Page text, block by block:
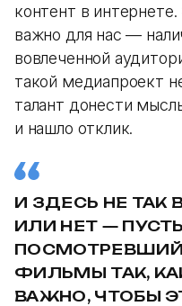
контент в
важно для нас —
вовлеченной
такой медиапроект
талант донести
и нашло отклик.
И ЗДЕСЬ НЕ ТАК
ИЛИ НЕТ —
ФИЛЬМЫ ТАК,
ВАЖНО, ЧТОБЫ